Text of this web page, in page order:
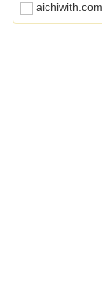
aichiwith.com